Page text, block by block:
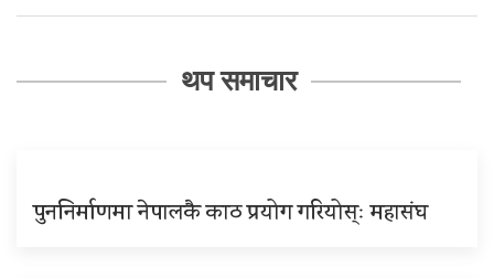
थप समाचार
पुननिर्माणमा नेपालकै काठ प्रयोग गरियोस्ः महासंघ